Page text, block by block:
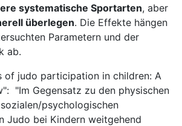
systematische Sportarten, aber
überlegen. Die Effekte hängen
Parametern und der
ab.
of judo participation in children: A
"Im Gegensatz zu den physischen
psychologischen
Judo bei Kindern weitgehend